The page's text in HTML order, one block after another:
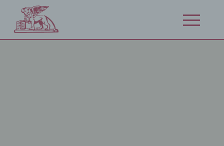
contenuto
Apri/chiudi